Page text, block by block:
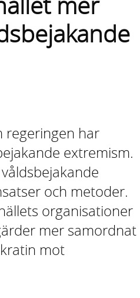
regeringen har
extremism.
och metoder.
organisationer
mer samordnat
mot